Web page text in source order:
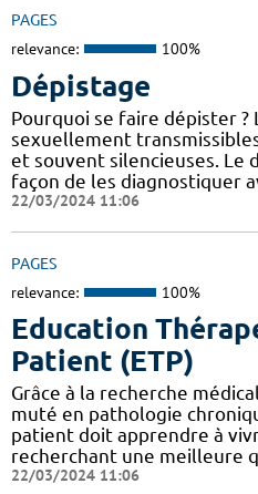
PAGES
relevance: 100%
Dépistage
Pourquoi se faire dépister ?
sexuellement
et souvent silencieuses. Le
façon de les diagnostiquer
22/03/2024 11:06
PAGES
relevance: 100%
Education
Patient (ETP)
Grâce à la recherche
muté en pathologie
patient doit apprendre à
recherchant une meilleure
22/03/2024 11:06